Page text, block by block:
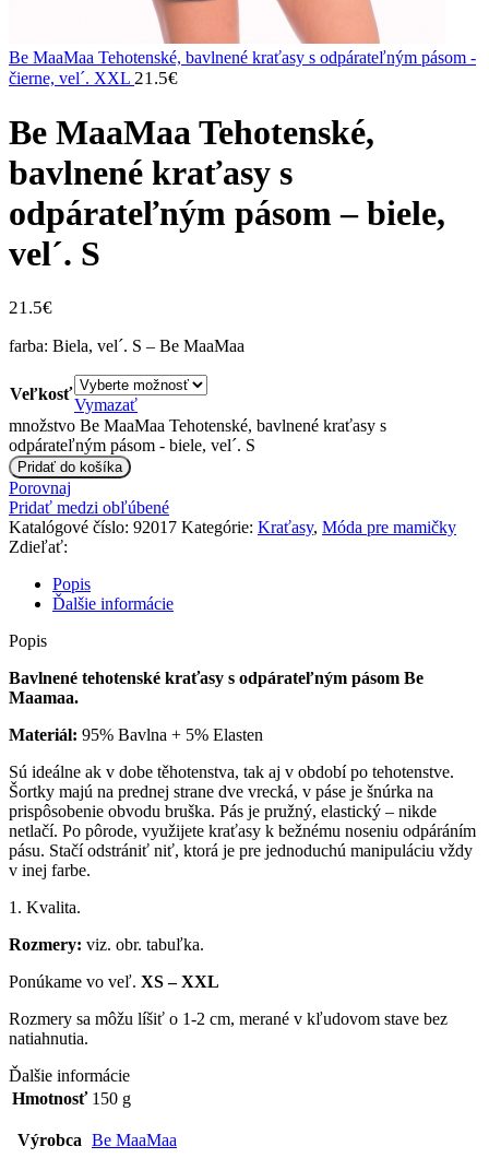
Be MaaMaa Tehotenské, bavlnené kraťasy s odpárateľným pásom -
čierne, vel´. XXL 21.5€
Be MaaMaa Tehotenské,
bavlnené kraťasy s
odpárateľným pásom – biele,
vel´. S
21.5€
farba: Biela, vel´. S – Be MaaMaa
Veľkosť
Vymazať
množstvo Be MaaMaa Tehotenské, bavlnené kraťasy s
odpárateľným pásom - biele, vel´. S
Pridať do košíka
Porovnaj
Pridať medzi obľúbené
Katalógové číslo: 92017 Kategórie: Kraťasy, Móda pre mamičky
Zdieľať:
Popis
Ďalšie informácie
Popis
Bavlnené tehotenské kraťasy s odpárateľným pásom Be
Maamaa.
Materiál: 95% Bavlna + 5% Elasten
Sú ideálne ak v dobe těhotenstva, tak aj v období po tehotenstve.
Šortky majú na prednej strane dve vrecká, v páse je šnúrka na
prispôsobenie obvodu bruška. Pás je pružný, elastický – nikde
netlačí. Po pôrode, využijete kraťasy k bežnému noseniu odpáráním
pásu. Stačí odstrániť niť, ktorá je pre jednoduchú manipuláciu vždy
v inej farbe.
1. Kvalita.
Rozmery: viz. obr. tabuľka.
Ponúkame vo veľ. XS – XXL
Rozmery sa môžu líšiť o 1-2 cm, merané v kľudovom stave bez
natiahnutia.
Ďalšie informácie
Hmotnosť 150 g
Výrobca Be MaaMaa